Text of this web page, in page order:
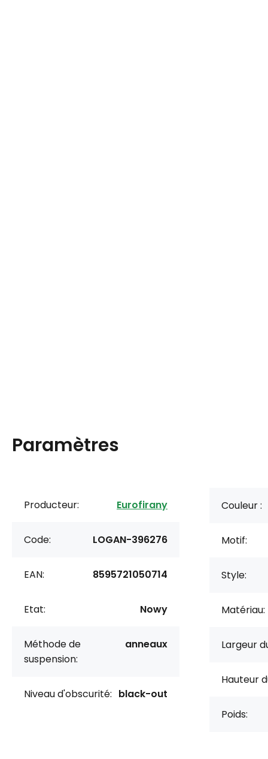
Paramètres
Producteur: Eurofirany
Code: LOGAN-396276
EAN: 8595721050714
Etat: Nowy
Méthode de
suspension:
anneaux
Niveau d'obscurité: black-out
Couleur :
Motif:
Style:
Matériau:
Largeur
Hauteur
Poids: